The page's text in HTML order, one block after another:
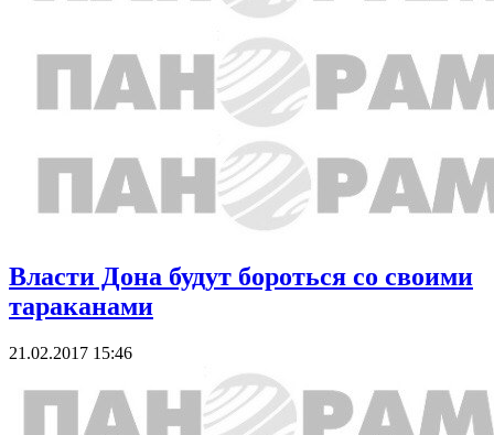
Власти Дона будут бороться со своими
тараканами
21.02.2017 15:46